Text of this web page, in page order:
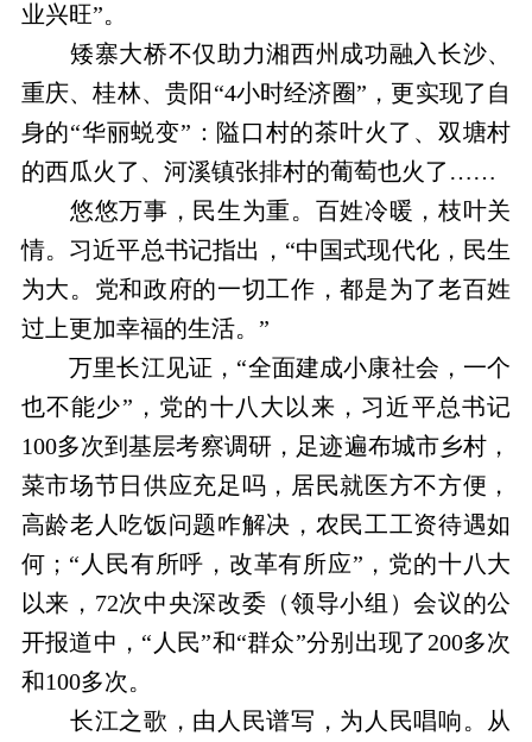
业兴旺”。
矮寨大桥不仅助力湘西州成功融入长沙、
重庆、桂林、贵阳“4小时经济圈”，更实现了自
身的“华丽蜕变”：隘口村的茶叶火了、双塘村
的西瓜火了、河溪镇张排村的葡萄也火了……
悠悠万事，民生为重。百姓冷暖，枝叶关
情。习近平总书记指出，“中国式现代化，民生
为大。党和政府的一切工作，都是为了老百姓
过上更加幸福的生活。”
万里长江见证，“全面建成小康社会，一个
也不能少”，党的十八大以来，习近平总书记
100多次到基层考察调研，足迹遍布城市乡村，
菜市场节日供应充足吗，居民就医方不方便，
高龄老人吃饭问题咋解决，农民工工资待遇如
何；“人民有所呼，改革有所应”，党的十八大
以来，72次中央深改委（领导小组）会议的公
开报道中，“人民”和“群众”分别出现了200多次
和100多次。
长江之歌，由人民谱写，为人民唱响。从